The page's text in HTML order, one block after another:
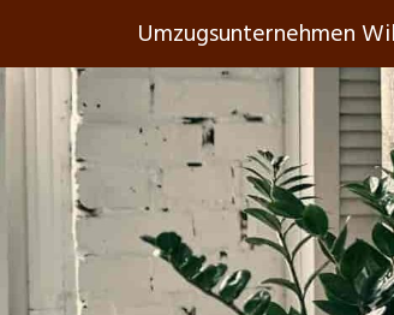
Umzugsunternehmen